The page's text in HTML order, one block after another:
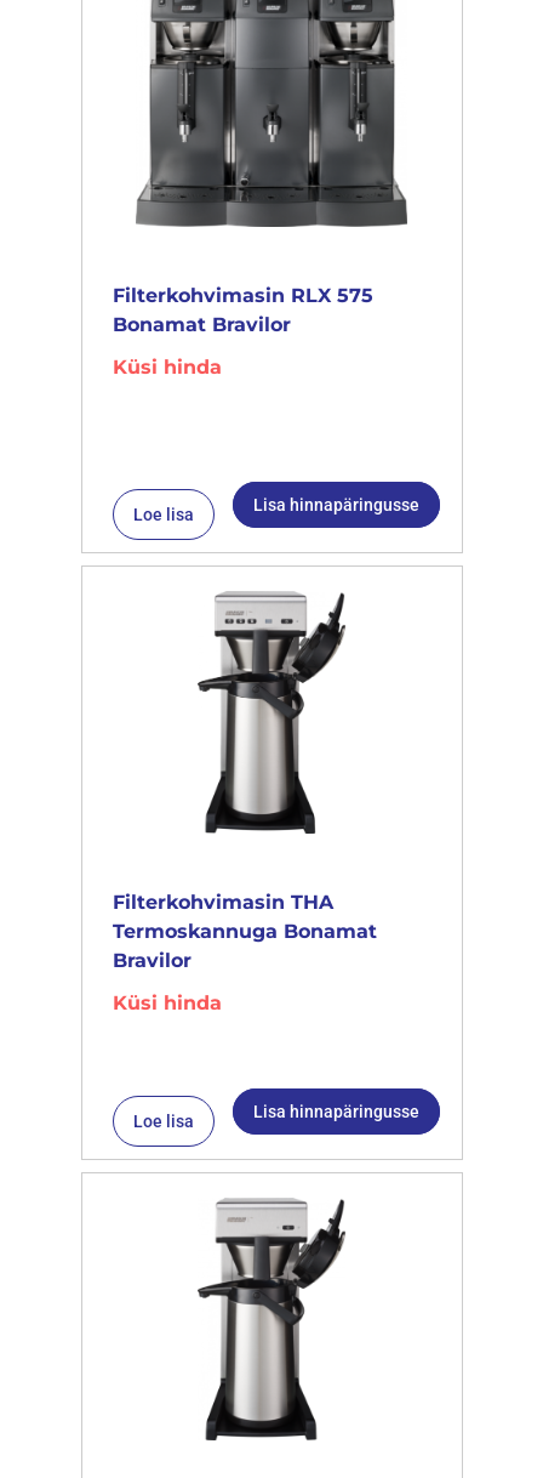
Filterkohvimasin RLX 575
Bonamat Bravilor
Küsi hinda
Loe lisa Lisa hinnapäringusse
Filterkohvimasin THA
Termoskannuga Bonamat
Bravilor
Küsi hinda
Loe lisa Lisa hinnapäringusse